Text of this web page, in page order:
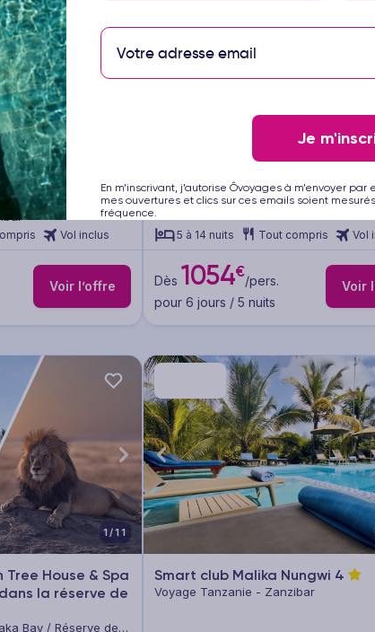
Sands Island
Vol inclus
Voir l’offre
Hôtel AHG Sun Bay Mlilile4
Voyage Tanzanie - Zanzibar
5 à 14 nuits Tout compris Vol
Dès 1054€/pers.
pour 6 jours / 5 nuits
Voir
1/11
House & Spa
la réserve de
Bay / Réserve de
Smart club Malika Nungwi 4
Voyage Tanzanie - Zanzibar
Je
En m’inscrivant, j’autorise Ôvoyages à m’envoyer
mes ouvertures et clics sur ces emails soient
fréquence.